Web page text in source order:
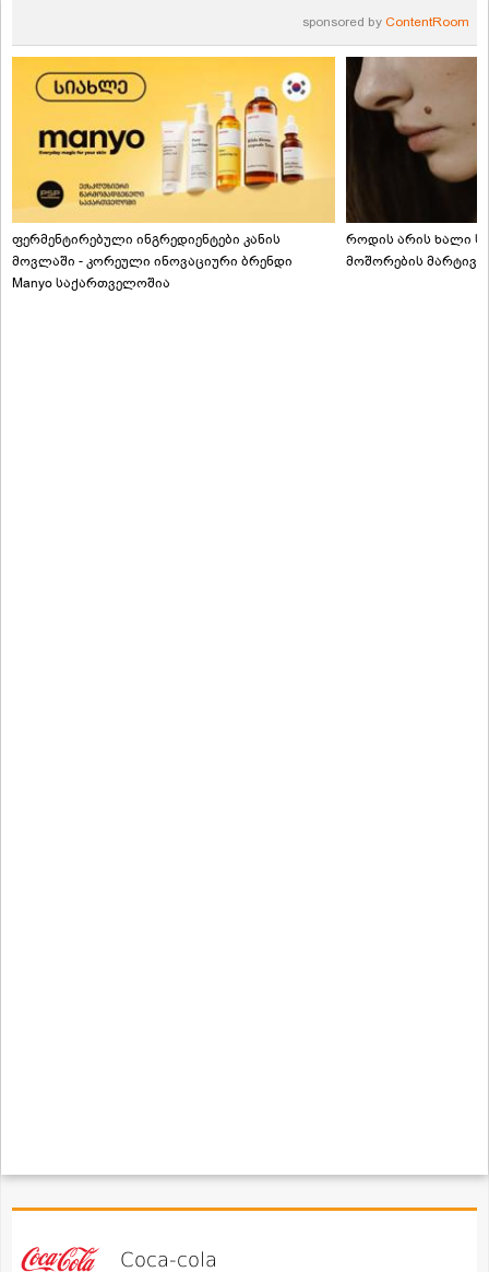
sponsored by ContentRoom
ფერმენტირებული ინგრედიენტები კანის
მოვლაში - კორეული ინოვაციური ბრენდი
Manyo საქართველოშია
როდის არის ხალი
მოშორების
Coca-cola